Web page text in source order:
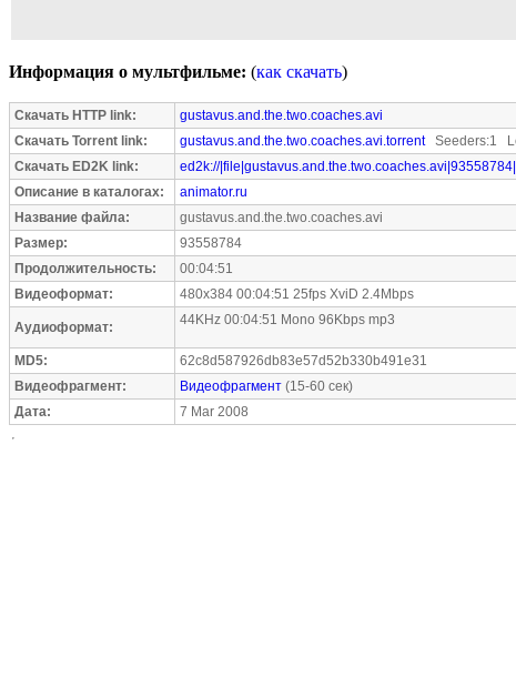
Информация о мультфильме: (как скачать)
Скачать HTTP link:
gustavus.and.the.two.coaches.avi
Скачать Torrent link:
gustavus.and.the.two.coaches.avi.torrentSeeders:1
Скачать ED2K link:
ed2k://|file|gustavus.and.the.two.coaches.avi|93558784|
Описание в каталогах:
animator.ru
Название файла:
gustavus.and.the.two.coaches.avi
Размер:
93558784
Продолжительность:
00:04:51
Видеоформат:
480x384 00:04:51 25fps XviD 2.4Mbps
Аудиоформат: 44KHz 00:04:51 Mono 96Kbps mp3
MD5:
62c8d587926db83e57d52b330b491e31
Видеофрагмент:
Видеофрагмент (15-60 сек)
Дата:
7 Mar 2008